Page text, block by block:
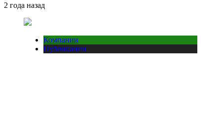
2 года назад
Компании
Публикации